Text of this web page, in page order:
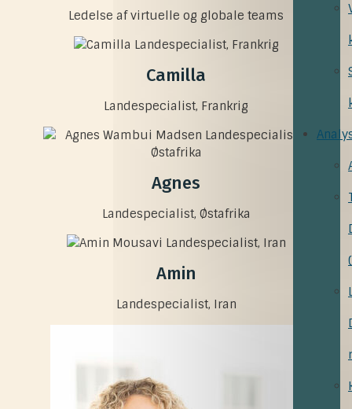
Ledelse af virtuelle og globale teams
Camilla
Landespecialist, Frankrig
Agnes
Landespecialist, Østafrika
Amin
Landespecialist, Iran